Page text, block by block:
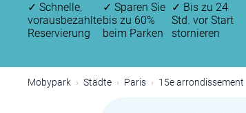
✓ Schnelle,
vorausbezahlte
Reservierung
✓ Sparen Sie
bis zu 60%
beim Parken
✓ Bis zu 24
Std. vor Start
stornieren
Mobypark Städte Paris 15e arrondissement